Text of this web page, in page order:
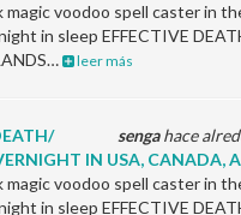
voodoo spell caster in
in sleep EFFECTIVE
leer más
sengahace
IN USA, CANADA,
voodoo spell caster in
in sleep EFFECTIVE